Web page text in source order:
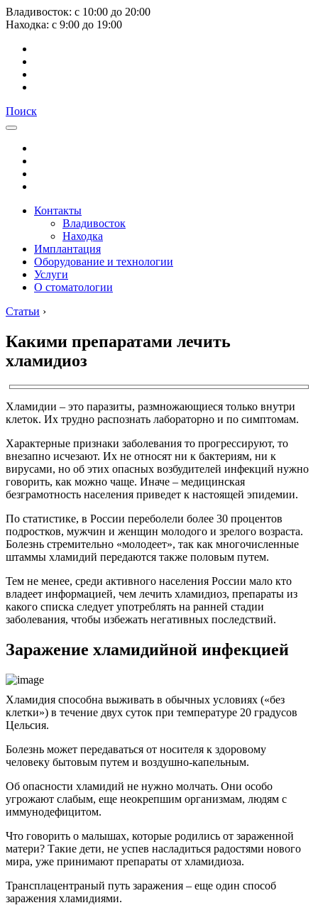
Владивосток: с 10:00 до 20:00
Находка: с 9:00 до 19:00
Поиск
Контакты
Владивосток
Находка
Имплантация
Оборудование и технологии
Услуги
О стоматологии
Статьи ›
Какими препаратами лечить
хламидиоз
Хламидии – это паразиты, размножающиеся только внутри
клеток. Их трудно распознать лабораторно и по симптомам.
Характерные признаки заболевания то прогрессируют, то
внезапно исчезают. Их не относят ни к бактериям, ни к
вирусами, но об этих опасных возбудителей инфекций нужно
говорить, как можно чаще. Иначе – медицинская
безграмотность населения приведет к настоящей эпидемии.
По статистике, в России переболели более 30 процентов
подростков, мужчин и женщин молодого и зрелого возраста.
Болезнь стремительно «молодеет», так как многочисленные
штаммы хламидий передаются также половым путем.
Тем не менее, среди активного населения России мало кто
владеет информацией, чем лечить хламидиоз, препараты из
какого списка следует употреблять на ранней стадии
заболевания, чтобы избежать негативных последствий.
Заражение хламидийной инфекцией
Хламидия способна выживать в обычных условиях («без
клетки») в течение двух суток при температуре 20 градусов
Цельсия.
Болезнь может передаваться от носителя к здоровому
человеку бытовым путем и воздушно-капельным.
Об опасности хламидий не нужно молчать. Они особо
угрожают слабым, еще неокрепшим организмам, людям с
иммунодефицитом.
Что говорить о малышах, которые родились от зараженной
матери? Такие дети, не успев насладиться радостями нового
мира, уже принимают препараты от хламидиоза.
Трансплацентраный путь заражения – еще один способ
заражения хламидиями.